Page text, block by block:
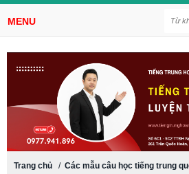
Trang chủ / Các mẫu câu học tiếng trung